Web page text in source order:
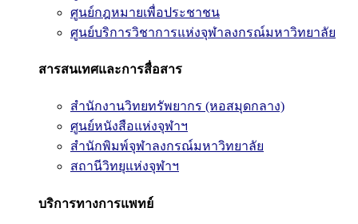
ศูนย์กฎหมายเพื่อประชาชน
ศูนย์บริการวิชาการแห่งจุฬาลงกรณ์มหาวิทยาลัย
สารสนเทศและการสื่อสาร
สำนักงานวิทยทรัพยากร (หอสมุดกลาง)
ศูนย์หนังสือแห่งจุฬาฯ
สำนักพิมพ์จุฬาลงกรณ์มหาวิทยาลัย
สถานีวิทยุแห่งจุฬาฯ
บริการทางการแพทย์